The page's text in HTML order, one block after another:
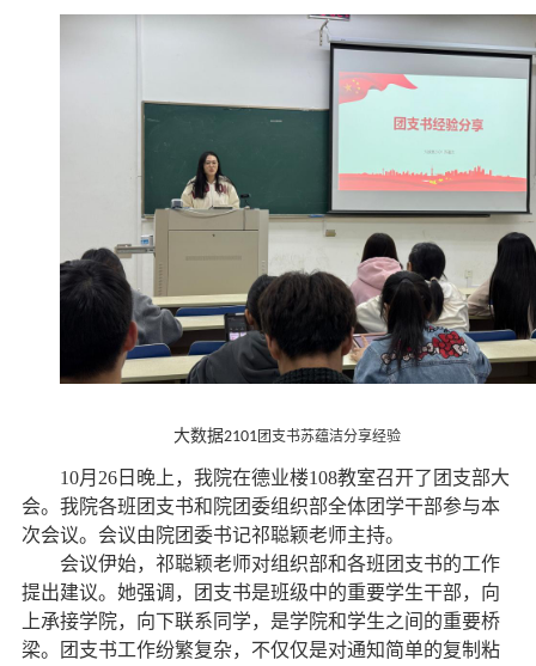
大数据2101团支书苏蕴洁分享经验
10月26日晚上，我院在德业楼108教室召开了团支部大
会。我院各班团支书和院团委组织部全体团学干部参与本
次会议。会议由院团委书记祁聪颖老师主持。
会议伊始，祁聪颖老师对组织部和各班团支书的工作
提出建议。她强调，团支书是班级中的重要学生干部，向
上承接学院，向下联系同学，是学院和学生之间的重要桥
梁。团支书工作纷繁复杂，不仅仅是对通知简单的复制粘